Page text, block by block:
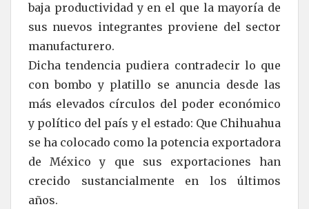
baja productividad y en el que la mayoría de
sus nuevos integrantes proviene del sector
manufacturero.
Dicha tendencia pudiera contradecir lo que
con bombo y platillo se anuncia desde las
más elevados círculos del poder económico
y político del país y el estado: Que Chihuahua
se ha colocado como la potencia exportadora
de México y que sus exportaciones han
crecido sustancialmente en los últimos
años.